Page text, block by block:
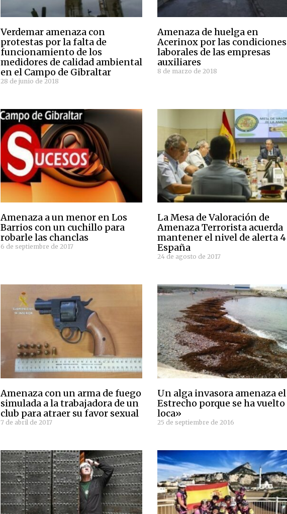
Verdemar amenaza con
protestas por la falta de
funcionamiento de los
medidores de calidad ambiental
en el Campo de Gibraltar
28 de junio de 2018
Amenaza de huelga en
Acerinox por las condiciones
laborales de las empresas
auxiliares
8 de marzo de 2018
Amenaza a un menor en Los
Barrios con un cuchillo para
robarle las chanclas
6 de septiembre de 2017
La Mesa de Valoración de
Amenaza Terrorista acuerda
mantener el nivel de alerta 4
España
24 de agosto de 2017
Amenaza con un arma de fuego
simulada a la trabajadora de un
club para atraer su favor sexual
7 de abril de 2017
Un alga invasora amenaza el
Estrecho porque se ha vuelto
loca»
25 de septiembre de 2016